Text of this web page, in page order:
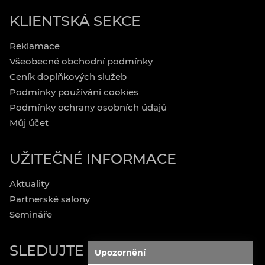
KLIENTSKÁ SEKCE
Reklamace
Všeobecné obchodní podmínky
Ceník doplňkových služeb
Podmínky používání cookies
Podmínky ochrany osobních údajů
Můj účet
UŽITEČNÉ INFORMACE
Aktuality
Partnerské salony
Semináře
SLEDUJTE NÁSUpozornění